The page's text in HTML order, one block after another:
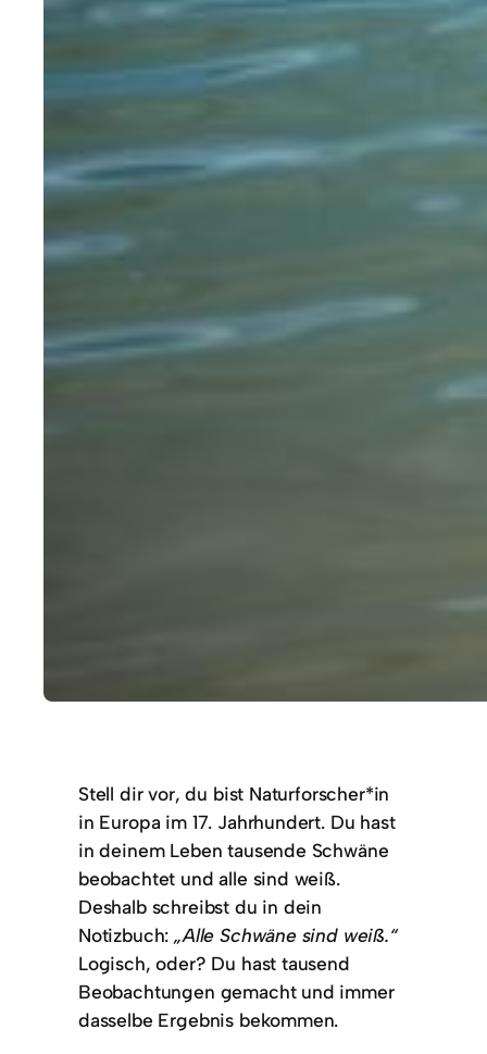
Stell dir vor, du bist Naturforscher*in
in Europa im 17. Jahrhundert. Du hast
in deinem Leben tausende Schwäne
beobachtet und alle sind weiß.
Deshalb schreibst du in dein
Notizbuch:„Alle Schwäne sind weiß.“
Logisch, oder? Du hast tausend
Beobachtungen gemacht und immer
dasselbe Ergebnis bekommen.